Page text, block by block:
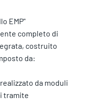
EMP"
completo di
costruito
da:
da moduli
tramite